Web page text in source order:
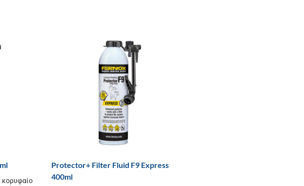
κορυφαίο
Protector+ Filter Fluid F9 Express
400ml